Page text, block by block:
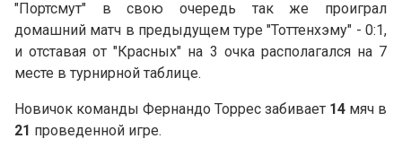
"Портсмут" в свою очередь так же проиграл
домашний матч в предыдущем туре "Тоттенхэму" - 0:1,
и отставая от "Красных" на 3 очка располагался на 7
месте в турнирной таблице.
Новичок команды Фернандо Торрес забивает 14 мяч в
21 проведенной игре.